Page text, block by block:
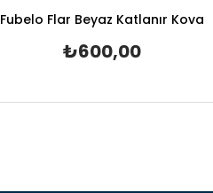
Fubelo Flar Beyaz Katlanır Kova
₺600,00